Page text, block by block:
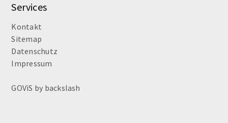
Services
Kontakt
Sitemap
Datenschutz
Impressum
GOViS by backslash